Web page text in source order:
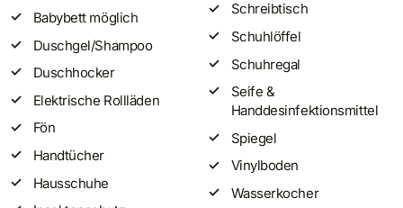
Babybett möglich
Duschgel/Shampoo
Duschhocker
Elektrische Rollläden
Fön
Handtücher
Hausschuhe
Schreibtisch
Schuhlöffel
Schuhregal
Seife &
Handdesinfektionsmittel
Spiegel
Vinylboden
Wasserkocher